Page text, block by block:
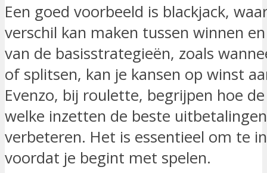
Een goed voorbeeld is blackjack,
verschil kan maken tussen winnen
van de basisstrategieën, zoals
of splitsen, kan je kansen op winst
Evenzo, bij roulette, begrijpen hoe
welke inzetten de beste
verbeteren. Het is essentieel om te
voordat je begint met spelen.